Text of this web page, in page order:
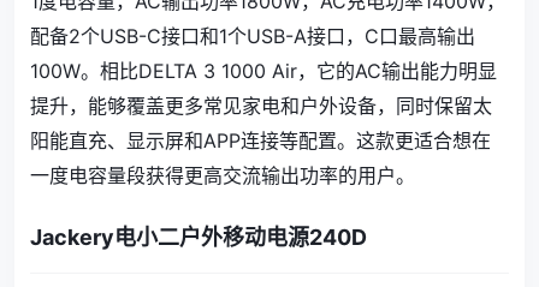
配备2个USB-C接口和1个USB-A接口，C口最高输出
100W。相比DELTA 3 1000 Air，它的AC输出能力明显
提升，能够覆盖更多常见家电和户外设备，同时保留太
阳能直充、显示屏和APP连接等配置。这款更适合想在
一度电容量段获得更高交流输出功率的用户。
Jackery电小二户外移动电源240D